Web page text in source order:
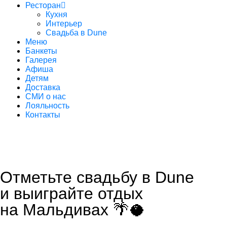
Ресторан
Кухня
Интерьер
Свадьба в Dune
Меню
Банкеты
Галерея
Афиша
Детям
Доставка
СМИ о нас
Лояльность
Контакты
Отметьте свадьбу в Dune
и выиграйте отдых
на Мальдивах 🌴🥥